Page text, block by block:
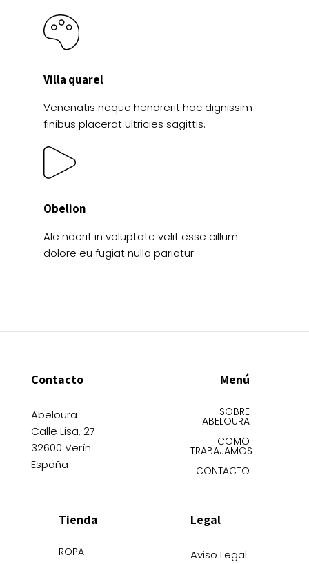
Villa quarel
Venenatis neque hendrerit hac dignissim
finibus placerat ultricies sagittis.
Obelion
Ale naerit in voluptate velit esse cillum
dolore eu fugiat nulla pariatur.
Contacto
Abeloura
Calle Lisa, 27
32600 Verín
España
Menú
SOBRE
ABELOURA
COMO
TRABAJAMOS
CONTACTO
Tienda
ROPA
Legal
Aviso Legal